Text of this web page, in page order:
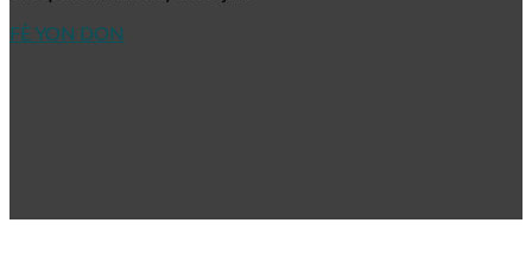
FÈ YON DON